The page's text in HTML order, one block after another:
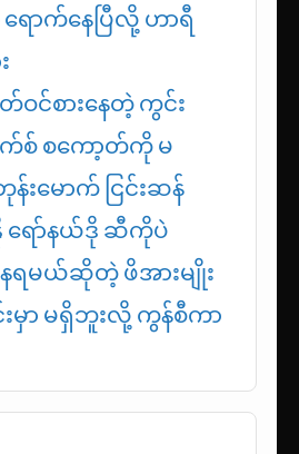
ောက်နေပြီလို့ ဟာရီ
င်စားနေတဲ့ ကွင်း
စကော့တ်ကို မ
းမောက် ငြင်းဆန်
ရော်နယ်ဒို ဆီကိုပဲ
ရမယ်ဆိုတဲ့ ဖိအားမျိုး
မှာ မရှိဘူးလို့ ကွန်စီကာ